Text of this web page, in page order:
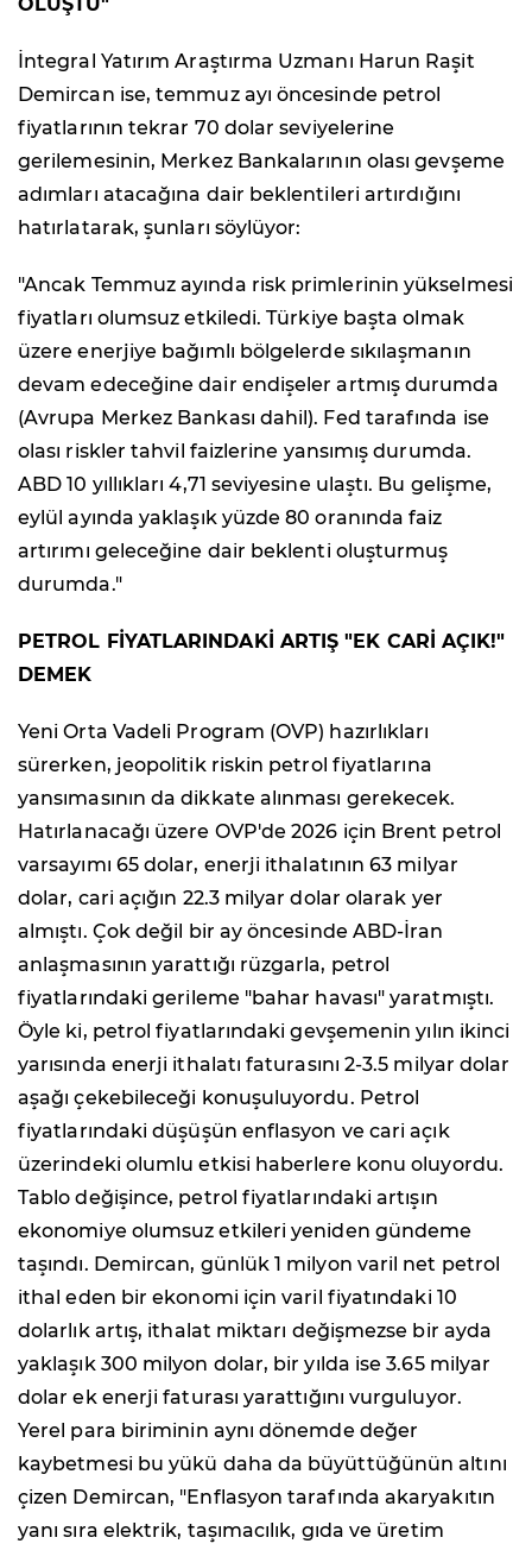
İntegral Yatırım Araştırma Uzmanı Harun Raşit
Demircan ise, temmuz ayı öncesinde petrol
fiyatlarının tekrar 70 dolar seviyelerine
gerilemesinin, Merkez Bankalarının olası gevşeme
adımları atacağına dair beklentileri artırdığını
hatırlatarak, şunları söylüyor:
"Ancak Temmuz ayında risk primlerinin yükselmesi
fiyatları olumsuz etkiledi. Türkiye başta olmak
üzere enerjiye bağımlı bölgelerde sıkılaşmanın
devam edeceğine dair endişeler artmış durumda
(Avrupa Merkez Bankası dahil). Fed tarafında ise
olası riskler tahvil faizlerine yansımış durumda.
ABD 10 yıllıkları 4,71 seviyesine ulaştı. Bu gelişme,
eylül ayında yaklaşık yüzde 80 oranında faiz
artırımı geleceğine dair beklenti oluşturmuş
durumda."
PETROL FİYATLARINDAKİ ARTIŞ "EK CARİ AÇIK!"
DEMEK
Yeni Orta Vadeli Program (OVP) hazırlıkları
sürerken, jeopolitik riskin petrol fiyatlarına
yansımasının da dikkate alınması gerekecek.
Hatırlanacağı üzere OVP'de 2026 için Brent petrol
varsayımı 65 dolar, enerji ithalatının 63 milyar
dolar, cari açığın 22.3 milyar dolar olarak yer
almıştı. Çok değil bir ay öncesinde ABD-İran
anlaşmasının yarattığı rüzgarla, petrol
fiyatlarındaki gerileme "bahar havası" yaratmıştı.
Öyle ki, petrol fiyatlarındaki gevşemenin yılın ikinci
yarısında enerji ithalatı faturasını 2-3.5 milyar dolar
aşağı çekebileceği konuşuluyordu. Petrol
fiyatlarındaki düşüşün enflasyon ve cari açık
üzerindeki olumlu etkisi haberlere konu oluyordu.
Tablo değişince, petrol fiyatlarındaki artışın
ekonomiye olumsuz etkileri yeniden gündeme
taşındı. Demircan, günlük 1 milyon varil net petrol
ithal eden bir ekonomi için varil fiyatındaki 10
dolarlık artış, ithalat miktarı değişmezse bir ayda
yaklaşık 300 milyon dolar, bir yılda ise 3.65 milyar
dolar ek enerji faturası yarattığını vurguluyor.
Yerel para biriminin aynı dönemde değer
kaybetmesi bu yükü daha da büyüttüğünün altını
çizen Demircan, "Enflasyon tarafında akaryakıtın
yanı sıra elektrik, taşımacılık, gıda ve üretim